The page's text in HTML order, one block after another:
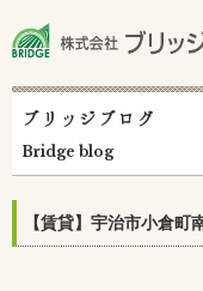
ブリッジブログ
Bridge blog
【賃貸】宇治市小倉